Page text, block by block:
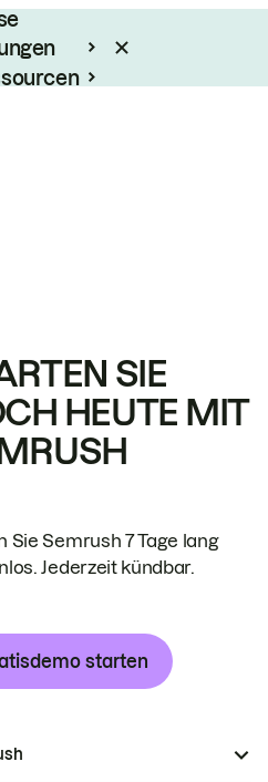
SIE
HEUTE MIT
Sie Semrush 7 Tage lang
Jederzeit kündbar.
starten